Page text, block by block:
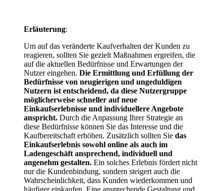
Erläuterung:
Um auf das veränderte Kaufverhalten der Kunden zu
reagieren, sollten Sie gezielt Maßnahmen ergreifen, die
auf die aktuellen Bedürfnisse und Erwartungen der
Nutzer eingehen. Die Ermittlung und Erfüllung der
Bedürfnisse von neugierigen und ungeduldigen
Nutzern ist entscheidend, da diese Nutzergruppe
möglicherweise schneller auf neue
Einkaufserlebnisse und individuellere Angebote
anspricht. Durch die Anpassung Ihrer Strategie an
diese Bedürfnisse können Sie das Interesse und die
Kaufbereitschaft erhöhen. Zusätzlich sollten Sie das
Einkaufserlebnis sowohl online als auch im
Ladengeschäft ansprechend, individuell und
angenehm gestalten. Ein solches Erlebnis fördert nicht
nur die Kundenbindung, sondern steigert auch die
Wahrscheinlichkeit, dass Kunden wiederkommen und
häufiger einkaufen. Eine ansprechende Gestaltung und